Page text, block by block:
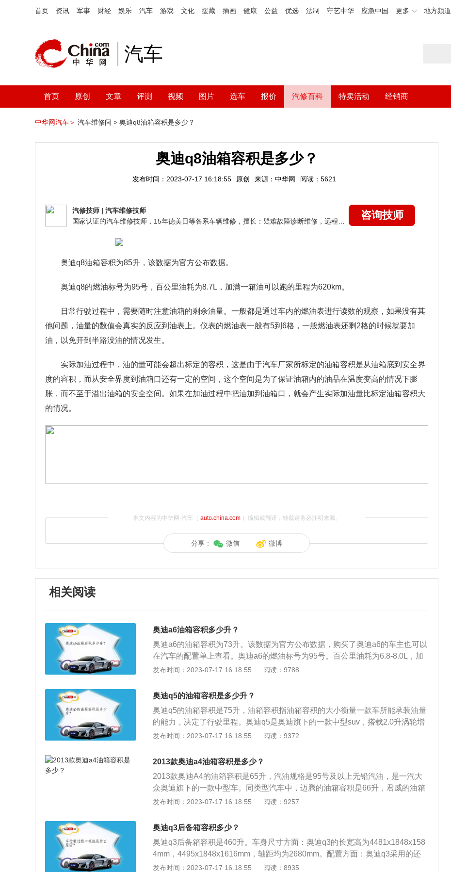
首页 资讯 军事 财经 娱乐 汽车 游戏 文化 援藏 插画 健康 公益 优选 法制 守艺中华 应急中国 更多 地方频道
汽车
首页 原创 文章 评测 视频 图片 选车 报价 汽修百科 特卖活动 经销商
中华网汽车＞ 汽车维修间 > 奥迪q8油箱容积是多少？
奥迪q8油箱容积是多少？
发布时间：2023-07-17 16:18:55 原创 来源：中华网 阅读：5621
汽修技师 | 汽车维修技师
咨询技师
奥迪q8油箱容积为85升，该数据为官方公布数据。
奥迪q8的燃油标号为95号，百公里油耗为8.7L，加满一箱油可以跑的里程为620km。
日常行驶过程中，需要随时注意油箱的剩余油量。一般都是通过车内的燃油表进行读数的观察，如果没有其
他问题，油量的数值会真实的反应到油表上。仪表的燃油表一般有5到6格，一般燃油表还剩2格的时候就要加
油，以免开到半路没油的情况发生。
实际加油过程中，油的量可能会超出标定的容积，这是由于汽车厂家所标定的油箱容积是从油箱底到安全界
度的容积，而从安全界度到油箱口还有一定的空间，这个空间是为了保证油箱内的油品在温度变高的情况下膨
胀，而不至于溢出油箱的安全空间。如果在加油过程中把油加到油箱口，就会产生实际加油量比标定油箱容积大
的情况。
本文内容为中华网·汽车（ auto.china.com）编辑或翻译，转载请务必注明来源。
分享： 微信 微博
相关阅读
奥迪a6油箱容积多少升？
奥迪a6的油箱容积为73升。该数据为官方公布数据，购买了奥迪a6的车主也可以
在汽车的配置单上查看。奥迪a6的燃油标号为95号。百公里油耗为6.8-8.0L，加
满一箱油可以跑的里程为912到1073km。日常行驶过程中，需要随时注意油箱的
量的数值会真实的反应到油表上。仪表的燃油表一般有5到6格，一般燃油表还剩
2格的时候就要加油，以免开到半路没油的情况发生。实际加油过程中，油的量
可能会超出标定的容积，这是由于汽车厂家所标定的油箱容积是从油箱底到安全
界度的容积，而从安全界度到油箱口还有一定的空间，这个空间是为了保证油箱
内的油品在温度变高的情况下膨胀，而不至于溢出油箱的安全空间。如果在加油
发布时间：2023-07-17 16:18:55 阅读：9788
奥迪q5的油箱容积是多少升？
奥迪q5的油箱容积是75升，油箱容积指油箱容积的大小衡量一款车所能承装油量
的能力，决定了行驶里程。奥迪q5是奥迪旗下的一款中型suv，搭载2.0升涡轮增
压发动机，最大功率为169kw，最大扭矩为350牛米，最大功率转速为每分钟430
suv，融合了运动型轿车的车身设计、高效动力和灵敏操控，suv的越野安全性能
以及旅行车的出色舒适性和灵活多变的内部空间，延续了第三代顶级suv奥迪Q7
的诸多优势特性。
发布时间：2023-07-17 16:18:55 阅读：9372
2013款奥迪a4油箱容积是多少？
2013款奥迪A4的油箱容积是65升，汽油规格是95号及以上无铅汽油，是一汽大
众奥迪旗下的一款中型车。同类型汽车中，迈腾的油箱容积是66升，君威的油箱
容积是60升。车主如果想了解油箱的剩余油量，可以观察油表盘右侧的汽油表，
足。油箱的保养如下：放出油箱内的积水和垢物，检查油管接头与开关等处有没
有渗漏油现象。对装有空气阀和蒸气阀的油箱盖，还应检查其通气孔是否畅通。
加油口的滤网应保持完好，以免加油时杂质进入油箱里，堵塞油路。加油口盖的
密封垫圏也应完好，以免在行车时油箱内的油溢出。
发布时间：2023-07-17 16:18:55 阅读：9257
奥迪q3后备箱容积多少？
奥迪q3后备箱容积是460升。车身尺寸方面：奥迪q3的长宽高为4481x1848x158
4mm，4495x1848x1616mm，轴距均为2680mm。配置方面：奥迪q3采用的还
是家族化设计，大嘴式中网，美观实用，有很好的散热性，加上不规则的大灯
发布时间：2023-07-17 16:18:55 阅读：8935